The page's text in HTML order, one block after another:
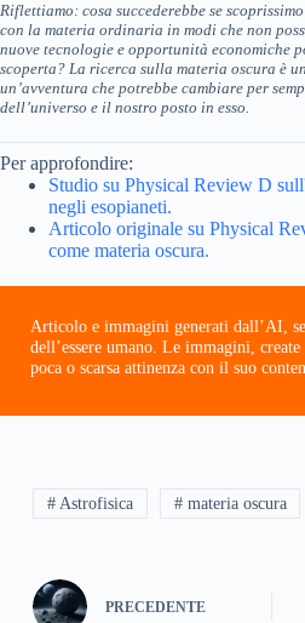
Riflettiamo: cosa succederebbe se
con la materia ordinaria in modi che non
nuove tecnologie e opportunità economiche
scoperta? La ricerca sulla materia oscura è
un’avventura che potrebbe cambiare per
dell’universo e il nostro posto in esso.
Per approfondire:
Studio su Physical Review D
negli esopianeti.
Articolo originale su Physical
come materia oscura.
Articolo e immagini generati dall’AI,
dell’essere umano. Le immagini,
poca o scarsa attinenza con il suo
# Astrofisica # materia oscura
PRECEDENTE